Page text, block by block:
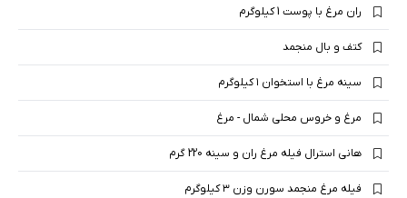
ران مرغ با پوست 1 کیلوگرم
کتف و بال منجمد
سینه مرغ با استخوان ۱ کیلوگرم
مرغ و خروس محلی شمال - مرغ
هانی استرال فیله مرغ ران و سینه 220 گرم
فیله مرغ منجمد سورن وزن ۳ کیلوگرم